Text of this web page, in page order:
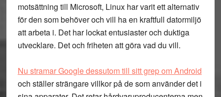
motsättning till Microsoft, Linux har varit ett alternativ
för den som behöver och vill ha en kraftfull datormiljö
att arbeta i. Det har lockat entusiaster och duktiga
utvecklare. Det och friheten att göra vad du vill.
Nu stramar Google dessutom till sitt grep om Android
och ställer strängare villkor på de som använder det i